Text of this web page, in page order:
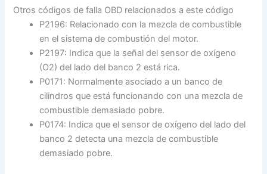
Otros códigos de falla OBD relacionados a este código
P2196: Relacionado con la mezcla de combustible
en el sistema de combustión del motor.
P2197: Indica que la señal del sensor de oxígeno
(O2) del lado del banco 2 está rica.
P0171: Normalmente asociado a un banco de
cilindros que está funcionando con una mezcla de
combustible demasiado pobre.
P0174: Indica que el sensor de oxígeno del lado del
banco 2 detecta una mezcla de combustible
demasiado pobre.